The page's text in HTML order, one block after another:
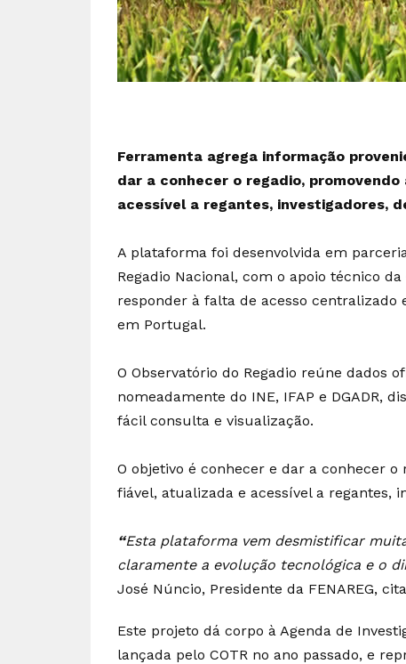
Ferramenta agrega informação
dar a conhecer o regadio,
acessível a regantes, investigadores,
A plataforma foi desenvolvida em
Regadio Nacional, com o apoio técnico
responder à falta de acesso centralizado
em Portugal.
O Observatório do Regadio reúne dados
nomeadamente do INE, IFAP e DGADR,
fácil consulta e visualização.
O objetivo é conhecer e dar a conhecer
fiável, atualizada e acessível a regantes,
“Esta plataforma vem desmistificar
claramente a evolução tecnológica e o
José Núncio, Presidente da FENAREG,
Este projeto dá corpo à Agenda de
lançada pelo COTR no ano passado, e